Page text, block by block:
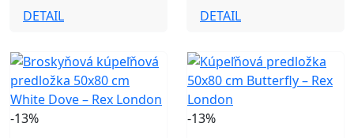
DETAIL DETAIL
-13% -13%